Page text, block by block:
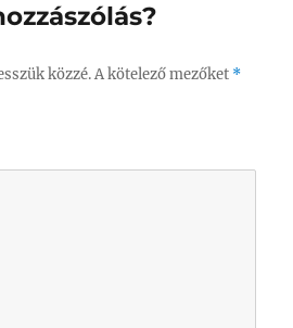
közzé. A kötelező mezőket *